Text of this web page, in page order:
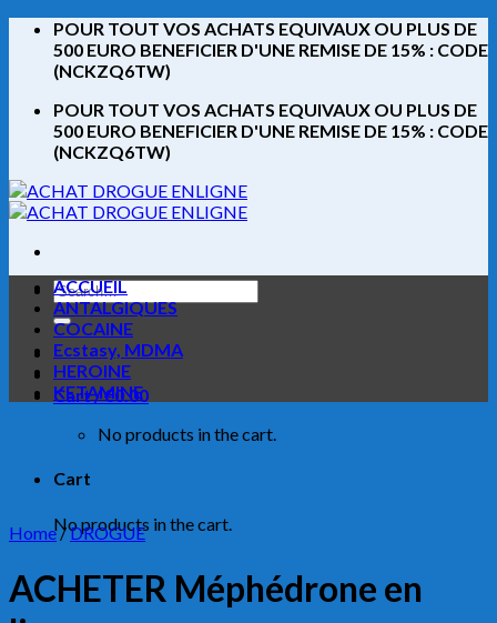
Skip
content
POUR TOUT VOS ACHATS EQUIVAUX OU PLUS DE
500 EURO BENEFICIER D'UNE REMISE DE 15% : CODE
(NCKZQ6TW)
POUR TOUT VOS ACHATS EQUIVAUX OU PLUS DE
500 EURO BENEFICIER D'UNE REMISE DE 15% : CODE
(NCKZQ6TW)
Search
for:
Cart /€0.00
No products in the cart.
Cart
No products in the cart.
ACCUEIL
ANTALGIQUES
COCAINE
Ecstasy, MDMA
HEROINE
KETAMINE
Home/DROGUE
ACHETER Méphédrone en